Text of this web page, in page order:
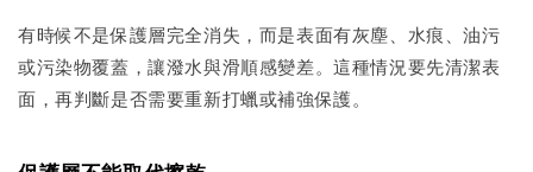
有時候不是保護層完全消失，而是表面有灰塵、水痕、油污
或污染物覆蓋，讓潑水與滑順感變差。這種情況要先清潔表
面，再判斷是否需要重新打蠟或補強保護。